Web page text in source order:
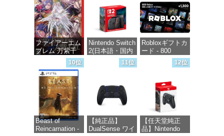
価格：¥4,400
256GB for
Nintendo Switch
2(サムスン マイ
クロSDエクス
プレスカード
256GB)
【Amazon.co.jp
限定特典】
Nintendo S
価格：¥9,980
ファイアーエム
ブレム 万紫千
紅 -Switch2
価格：¥8,979
Nintendo Switch
2(日本語・国内
Robloxギフトカ
ード - 800
Robux 【限定バ
ーチャルアイテ
【オンラインゲ
ームコード】
ロブロックス |
オンラインコー
ド版
価格：¥1,300
10位
Beast of
Reincarnation -
11位
【純正品】
DualSense ワイ
12位
【任天堂純正
品】Nintendo